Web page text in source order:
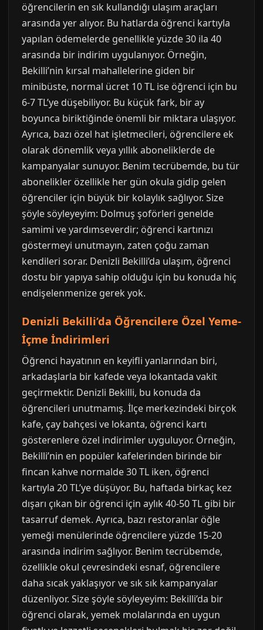
öğrencilerin en sık kullandığı ulaşım araçları
arasında yer alıyor. Bu hatlarda öğrenci kartıyla
yapılan ödemelerde genellikle yüzde 30 ila 40
arasında bir indirim uygulanıyor. Örneğin,
Bekilli’nin kırsal mahallelerine giden bir
minibüste, normal ücret 10 TL ise öğrenci için bu
6-7 TL’ye düşebiliyor. Bu küçük fark, bir ay
boyunca biriktiğinde önemli bir miktara ulaşıyor.
Ayrıca, bazı özel hat işletmecileri, öğrencilere ek
olarak dönemlik veya yıllık aboneliklerde de
kampanyalar sunuyor. Benim tecrübemde, bu tür
abonelikler özellikle her gün okula gidip gelen
öğrenciler için büyük bir kolaylık sağlıyor. Size
şöyle söyleyeyim: Dolmuş şoförleri genelde
samimi ve yardımseverdir; öğrenci kartınızı
göstermeyi unutmayın, zaten çoğu zaman
kendileri sorar. Denizli Bekilli’da ulaşım, öğrenci
dostu bir yapıya sahip olduğu için bu konuda hiç
endişelenmenize gerek yok.
Denizli Bekilli’da Öğrencilere Özel Yeme-
İçme İndirimleri
Öğrenci hayatının en keyifli yanlarından biri,
arkadaşlarla bir kafede veya lokantada vakit
geçirmektir. Denizli Bekilli, bu konuda da
öğrencileri unutmamış. İlçe merkezindeki birçok
kafe, çay bahçesi ve lokanta, öğrenci kartı
gösterenlere özel indirimler uyguluyor. Örneğin,
Bekilli’nin en popüler kafelerinden birinde bir
fincan kahve normalde 30 TL iken, öğrenci
kartıyla 20 TL’ye düşüyor. Bu, haftada birkaç kez
dışarı çıkan bir öğrenci için aylık 40-50 TL gibi bir
tasarruf demek. Ayrıca, bazı restoranlar öğle
yemeği menülerinde öğrencilere yüzde 15-20
arasında indirim sağlıyor. Benim tecrübemde,
özellikle okul çevresindeki esnaf, öğrencilere
daha sıcak yaklaşıyor ve sık sık kampanyalar
düzenliyor. Size şöyle söyleyeyim: Bekilli’da bir
öğrenci olarak, yemek molalarında en uygun